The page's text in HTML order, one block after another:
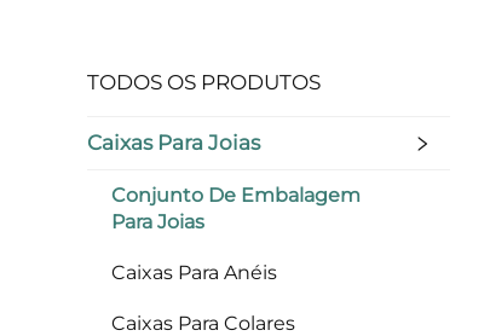
TODOS OS PRODUTOS
Caixas Para Joias
Conjunto De Embalagem
Para Joias
Caixas Para Anéis
Caixas Para Colares